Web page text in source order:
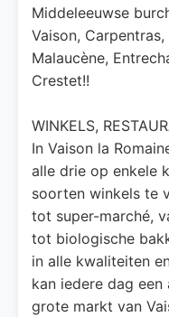
Middeleeuwse
Vaison,
Malaucène,
Crestet!!
WINKELS,
In Vaison la
alle drie op enkele
soorten winkels te
tot super-marché,
tot biologische
in alle kwaliteiten
kan iedere dag
grote markt van